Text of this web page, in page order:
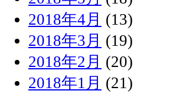
2018年4月 (13)
2018年3月 (19)
2018年2月 (20)
2018年1月 (21)